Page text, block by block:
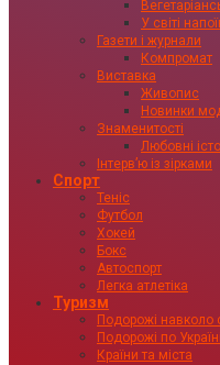
У світі
Газети і журнали
Компромат
Виставка
Живопис
Новинки
Знаменитості
Любовні
Інтервʼю із зірками
Спорт
Теніс
Футбол
Хокей
Бокс
Автоспорт
Легка атлетіка
Туризм
Подорожі навколо
Подорожі по Україні
Країни та міста